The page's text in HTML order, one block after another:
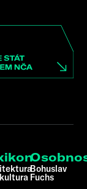
Bohuslav
Fuchs